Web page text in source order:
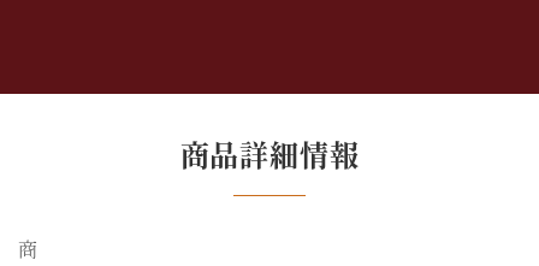
商品詳細情報
商